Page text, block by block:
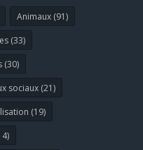
Animaux (91)
(33)
(30)
sociaux (21)
(19)